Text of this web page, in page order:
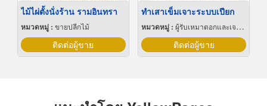
ไม้ไผ่ตั้งนั่งร้าน รามอินทรา
หมวดหมู่ : ขายปลีกไม้
ติดต่อผู้ขาย
ทำเสาเข็มเจาะระบบเปียก
หมวดหมู่ : ผู้รับเหมาตอกและเจาะเสาเข็ม
ติดต่อผู้ขาย